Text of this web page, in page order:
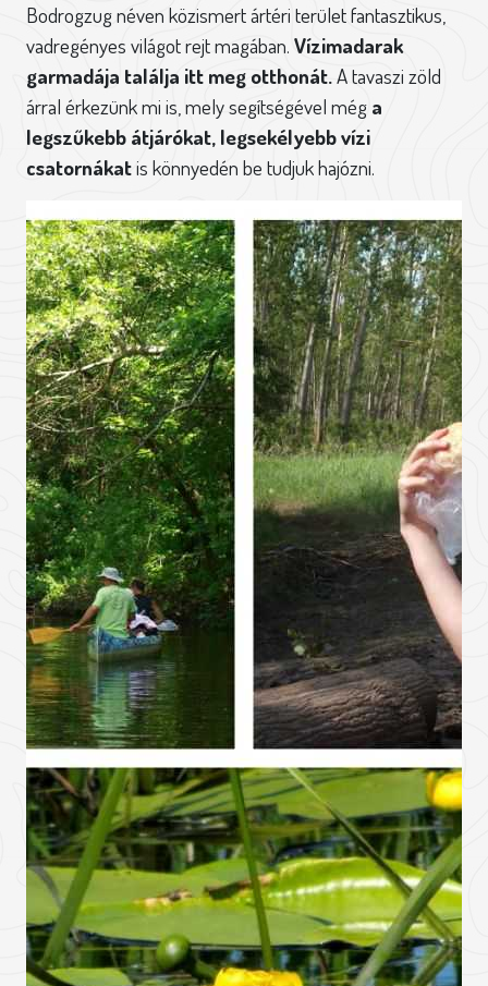
Bodrogzug néven közismert ártéri terület fantasztikus,
vadregényes világot rejt magában. Vízimadarak
garmadája találja itt meg otthonát.A tavaszi zöld
árral érkezünk mi is, mely segítségével még a
legszűkebb átjárókat, legsekélyebb vízi
csatornákatis könnyedén be tudjuk hajózni.